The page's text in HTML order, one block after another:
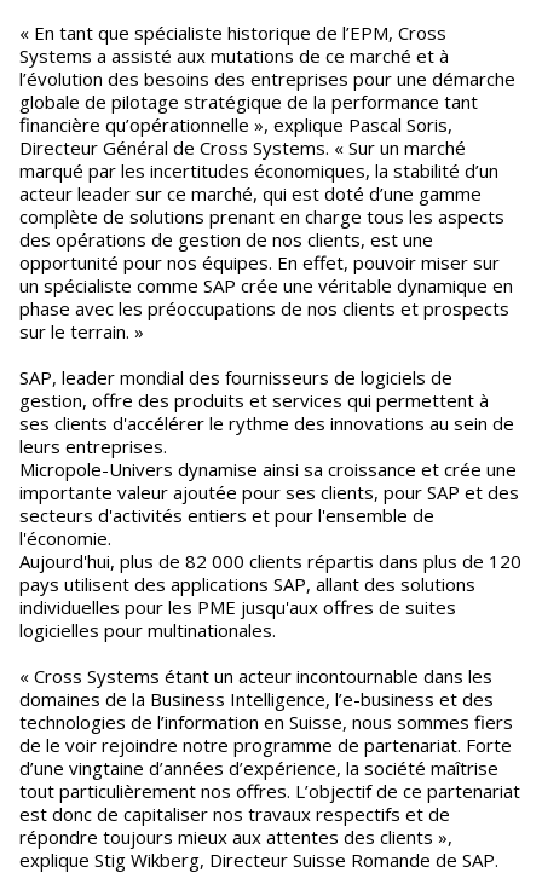
« En tant que spécialiste historique de l’EPM, Cross
Systems a assisté aux mutations de ce marché et à
l’évolution des besoins des entreprises pour une démarche
globale de pilotage stratégique de la performance tant
financière qu’opérationnelle », explique Pascal Soris,
Directeur Général de Cross Systems. « Sur un marché
marqué par les incertitudes économiques, la stabilité d’un
acteur leader sur ce marché, qui est doté d’une gamme
complète de solutions prenant en charge tous les aspects
des opérations de gestion de nos clients, est une
opportunité pour nos équipes. En effet, pouvoir miser sur
un spécialiste comme SAP crée une véritable dynamique en
phase avec les préoccupations de nos clients et prospects
sur le terrain. »
SAP, leader mondial des fournisseurs de logiciels de
gestion, offre des produits et services qui permettent à
ses clients d'accélérer le rythme des innovations au sein de
leurs entreprises.
Micropole-Univers dynamise ainsi sa croissance et crée une
importante valeur ajoutée pour ses clients, pour SAP et des
secteurs d'activités entiers et pour l'ensemble de
l'économie.
Aujourd'hui, plus de 82 000 clients répartis dans plus de 120
pays utilisent des applications SAP, allant des solutions
individuelles pour les PME jusqu'aux offres de suites
logicielles pour multinationales.
« Cross Systems étant un acteur incontournable dans les
domaines de la Business Intelligence, l’e-business et des
technologies de l’information en Suisse, nous sommes fiers
de le voir rejoindre notre programme de partenariat. Forte
d’une vingtaine d’années d’expérience, la société maîtrise
tout particulièrement nos offres. L’objectif de ce partenariat
est donc de capitaliser nos travaux respectifs et de
répondre toujours mieux aux attentes des clients »,
explique Stig Wikberg, Directeur Suisse Romande de SAP.